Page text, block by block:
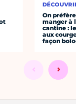
On préfère
manger à
cantine :
aux
façon